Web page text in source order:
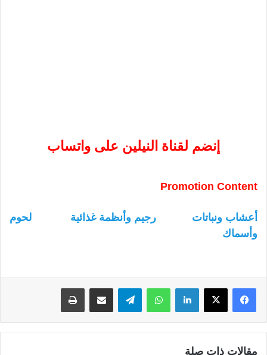
إنضم لقناة النيلين على واتساب
Promotion Content
أعشاب ونباتات رجيم وأنظمة غذائية
لحوم
وأسماك
لينكدإن واتساب
مقالات ذات صلة